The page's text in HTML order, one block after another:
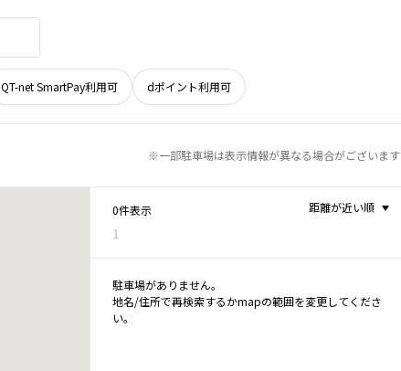
QT-net SmartPay利用可 dポイント利用可
※一部駐車場は表示情報が異なる場合がございます
0件表示
1
距離が近い順
駐車場がありません。
地名/住所で再検索するかmapの範囲を変更してくださ
い。